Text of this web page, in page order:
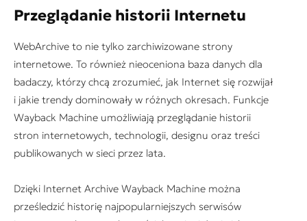
Przeglądanie historii Internetu
WebArchive to nie tylko zarchiwizowane strony
internetowe. To również nieoceniona baza danych dla
badaczy, którzy chcą zrozumieć, jak Internet się rozwijał
i jakie trendy dominowały w różnych okresach. Funkcje
Wayback Machine umożliwiają przeglądanie historii
stron internetowych, technologii, designu oraz treści
publikowanych w sieci przez lata.
Dzięki Internet Archive Wayback Machine można
prześledzić historię najpopularniejszych serwisów